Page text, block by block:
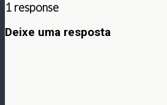
1 response
Deixe uma resposta